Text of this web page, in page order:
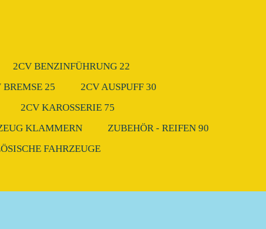
2CV BENZINFÜHRUNG 22
BREMSE 25
2CV AUSPUFF 30
2CV KAROSSERIE 75
KLAMMERN
ZUBEHÖR - REIFEN 90
FAHRZEUGE